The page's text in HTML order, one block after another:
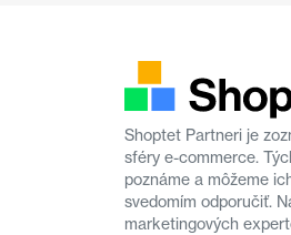
Shoptet Partneri je
sféry e-commerce.
poznáme a môžeme
svedomím odporučiť.
marketingových